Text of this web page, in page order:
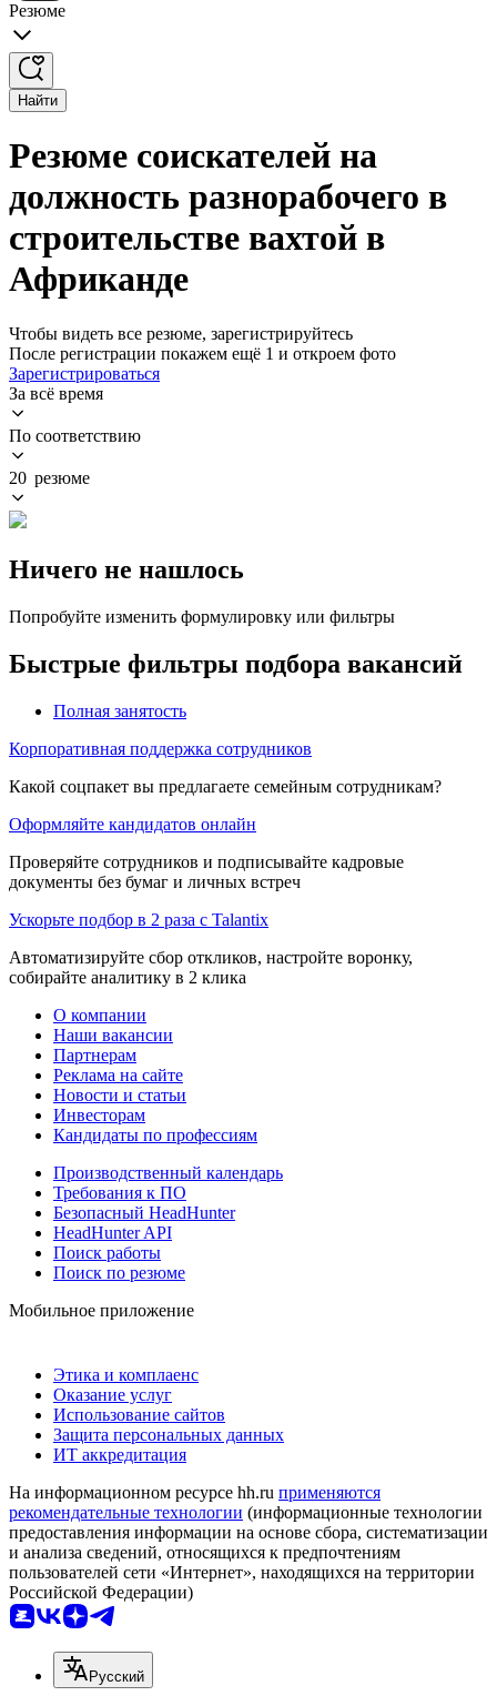
Резюме
Найти
Резюме соискателей на
должность разнорабочего в
строительстве вахтой в
Африканде
Чтобы видеть все резюме, зарегистрируйтесь
После регистрации покажем ещё 1 и откроем фото
Зарегистрироваться
За всё время
По соответствию
20 резюме
Ничего не нашлось
Попробуйте изменить формулировку или фильтры
Быстрые фильтры подбора вакансий
Полная занятость
Корпоративная поддержка сотрудников
Какой соцпакет вы предлагаете семейным сотрудникам?
Оформляйте кандидатов онлайн
Проверяйте сотрудников и подписывайте кадровые
документы без бумаг и личных встреч
Ускорьте подбор в 2 раза с Talantix
Автоматизируйте сбор откликов, настройте воронку,
собирайте аналитику в 2 клика
О компании
Наши вакансии
Партнерам
Реклама на сайте
Новости и статьи
Инвесторам
Кандидаты по профессиям
Производственный календарь
Требования к ПО
Безопасный HeadHunter
HeadHunter API
Поиск работы
Поиск по резюме
Мобильное приложение
Этика и комплаенс
Оказание услуг
Использование сайтов
Защита персональных данных
ИТ аккредитация
На информационном ресурсе hh.ru применяются
рекомендательные технологии (информационные технологии
предоставления информации на основе сбора, систематизации
и анализа сведений, относящихся к предпочтениям
пользователей сети «Интернет», находящихся на территории
Российской Федерации)
Русский